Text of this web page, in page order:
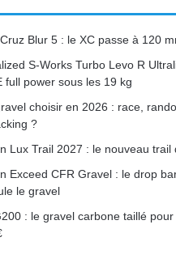
k
a
Blur 5 : le XC passe à 120
S-Works Turbo Levo R
full power sous les 19 kg
choisir en 2026 : race,
?
Lux Trail 2027 : le nouveau trail
Exceed CFR Gravel : le drop
le gravel
: le gravel carbone taillé